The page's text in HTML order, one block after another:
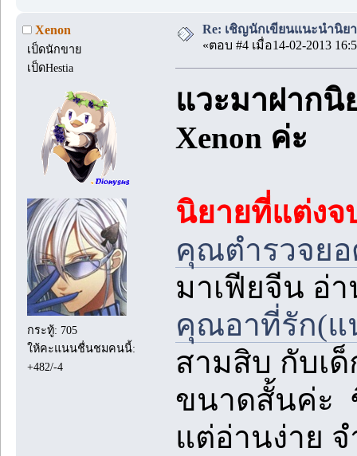
Xenon
เป็ดนักขาย
เป็ดHestia
กระทู้: 705
ให้คะแนนชื่นชมคนนี้:
+482/-4
Re: เชิญนักเขียนแนะนำนิย
«ตอบ #4 เมื่อ14-02-2013
แวะมาฝาก
Xenon ค่ะ
นิยายที่แต่ง
คุณตำรวจย
มาเฟียจีน อ่
คุณอาที่รัก(แ
สามสิบ กับเ
ขนาดสั้นค่ะ
แต่อ่านง่าย